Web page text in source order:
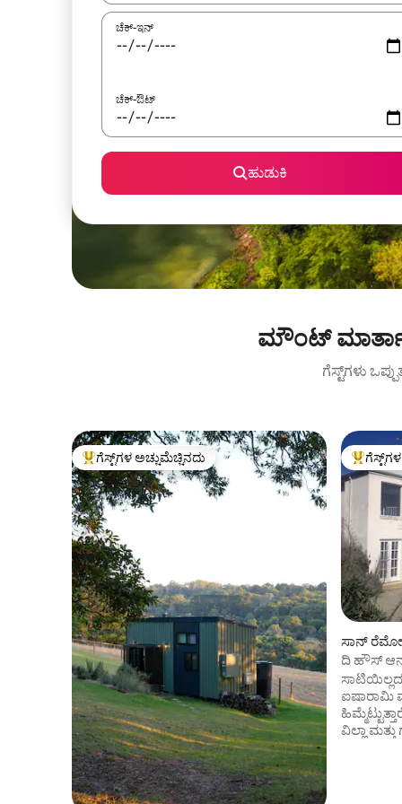
ಚೆಕ್-ಇನ್
ಚೆಕ್-ಔಟ್
ಹುಡುಕಿ
ಮೌಂಟ್ ಮಾರ್ತಾ
ಗೆಸ್ಟ್‌ಗಳು
ಗೆಸ್ಟ್‌ಗಳಿಗೆ ಅತಿ ಹೆಚ್ಚು ಅಚ್ಚುಮೆಚ್ಚಿನದು
ಗೆಸ್ಟ್‌ಗಳ ಅಚ್ಚುಮೆಚ್ಚಿನದು ಗೆಸ್ಟ್‌ಗಳಿಗೆ
ಸಾನ್ ರೆಮೋ
ದಿ ಹೌಸ್
ಐಷಾರಾಮಿ
ವಿಲ್ಲಾ